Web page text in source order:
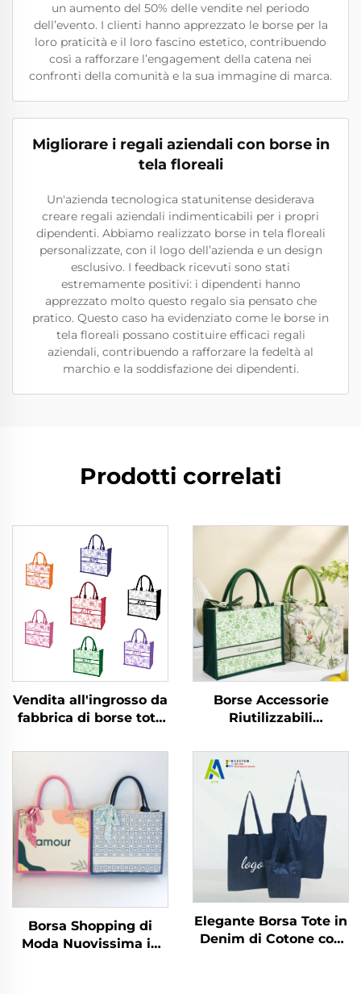
un aumento del 50% delle vendite nel periodo
dell’evento. I clienti hanno apprezzato le borse per la
loro praticità e il loro fascino estetico, contribuendo
così a rafforzare l’engagement della catena nei
confronti della comunità e la sua immagine di marca.
Migliorare i regali aziendali con borse in
tela floreali
Un'azienda tecnologica statunitense desiderava
creare regali aziendali indimenticabili per i propri
dipendenti. Abbiamo realizzato borse in tela floreali
personalizzate, con il logo dell’azienda e un design
esclusivo. I feedback ricevuti sono stati
estremamente positivi: i dipendenti hanno
apprezzato molto questo regalo sia pensato che
pratico. Questo caso ha evidenziato come le borse in
tela floreali possano costituire efficaci regali
aziendali, contribuendo a rafforzare la fedeltà al
marchio e la soddisfazione dei dipendenti.
Prodotti correlati
Vendita all'ingrosso da
fabbrica di borse tote
design vintage floreale
con fibbia nascosta e
stampa a
trasferimento termico,
ideali come regalo
Borse Accessorie
Riutilizzabili
Fabbrica, Borse Tote in
Tela Vintage con
Fiocco Floreale
Nascosto e
Personalizzazione
Regalo
Borsa Shopping di
Moda Nuovissima in
Elegante Borsa Tote in
Denim di Cotone con